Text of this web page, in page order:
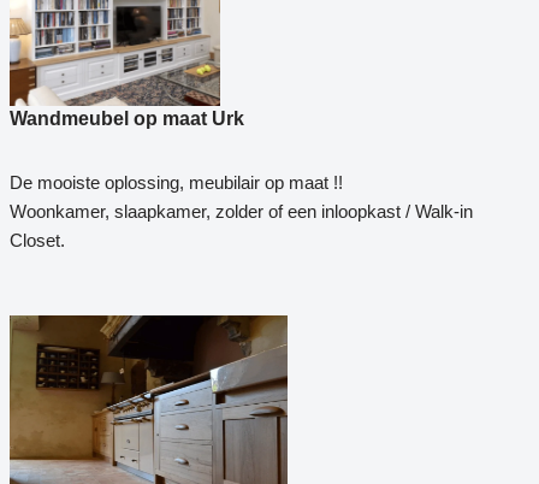
Wandmeubel op maat Urk
De mooiste oplossing, meubilair op maat !!
Woonkamer, slaapkamer, zolder of een inloopkast / Walk-in
Closet.